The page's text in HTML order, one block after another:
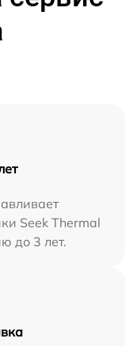
Seek Thermal
до 3 лет.